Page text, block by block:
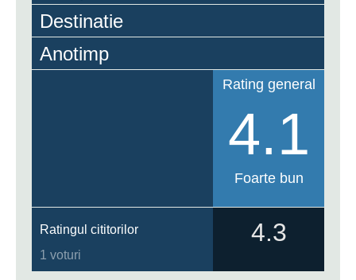
Destinatie
Anotimp
Rating general
4.1
Foarte bun
Ratingul cititorilor
1 voturi
4.3